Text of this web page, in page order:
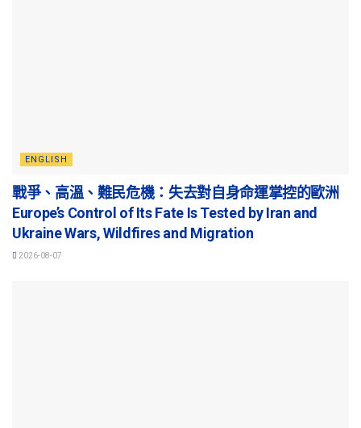
ENGLISH
戰爭、高溫、難民危機：失去對自身命運掌控的歐洲
Europe’s Control of Its Fate Is Tested by Iran and
Ukraine Wars, Wildfires and Migration
2026-08-07